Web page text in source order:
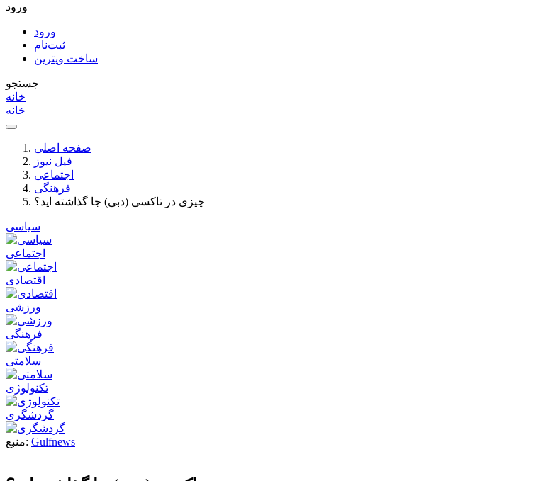
ورود
ورود
ثبت‌نام
ساخت ویترین
جستجو
خانه
خانه
صفحه اصلی
فیل نیوز
اجتماعی
فرهنگی
چیزی در تاکسی (دبی) جا گذاشته اید؟
سیاسی
اجتماعی
اقتصادی
ورزشی
فرهنگی
سلامتی
تکنولوژی
گردشگری
منبع: Gulfnews